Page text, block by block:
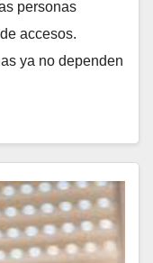
personas
accesos.
ya no dependen